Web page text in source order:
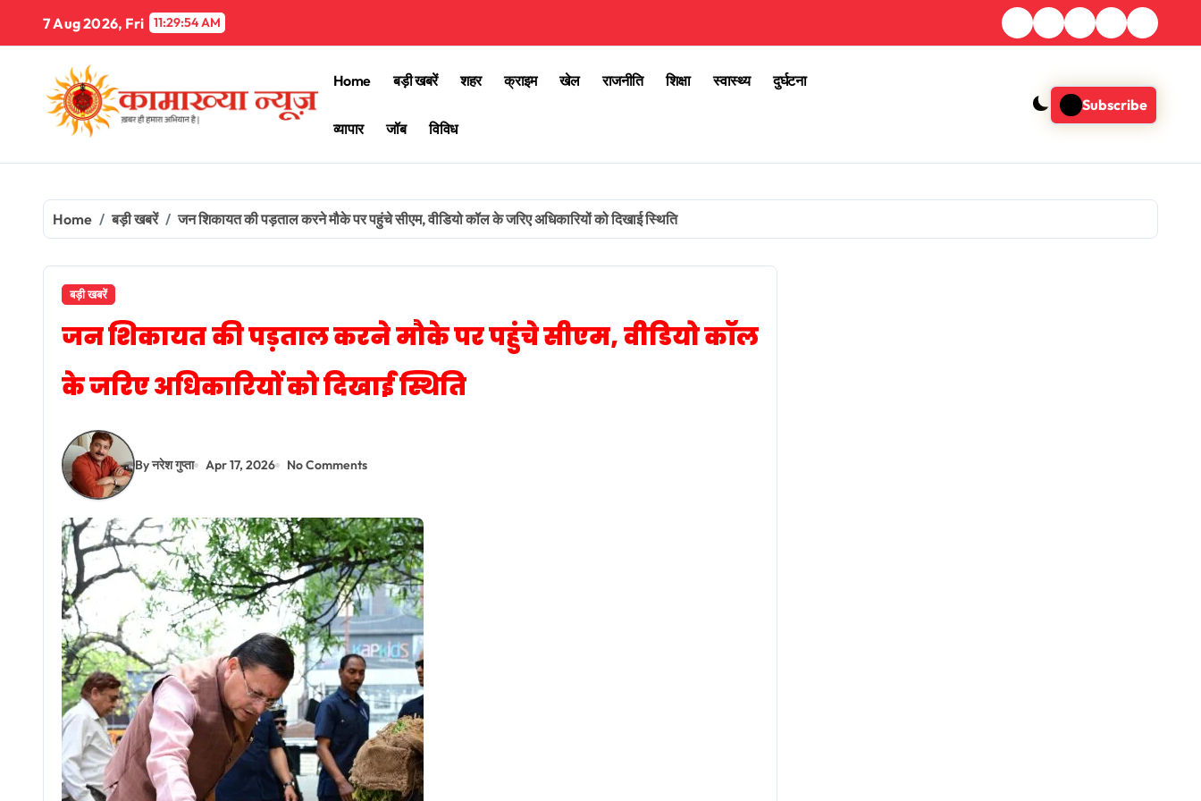
content
7 Aug 2026, Fri 11:29:56 AM
Home बड़ी खबरें शहर क्राइम खेल राजनीति शिक्षा स्वास्थ्य दुर्घटना
व्यापार जॉब विविध
Subscribe
Home बड़ी खबरें जन शिकायत की पड़ताल करने मौके पर पहुंचे सीएम, वीडियो कॉल के जरिए अधिकारियों को दिखाई स्थिति
बड़ी खबरें
जन शिकायत की पड़ताल करने मौके पर पहुंचे सीएम, वीडियो कॉल
के जरिए अधिकारियों को दिखाई स्थिति
By नरेश गुप्ता Apr 17, 2026 No Comments